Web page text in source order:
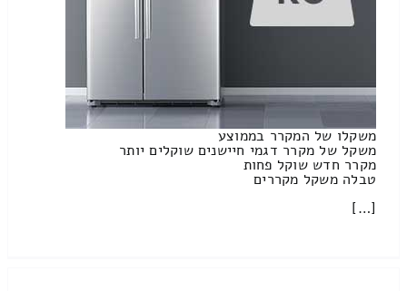
משקלו של המקרר בממוצע
משקל של מקרר דגמי חיישנים שוקלים יותר
מקרר חדש שוקל פחות
טבלה משקל מקררים
[…]